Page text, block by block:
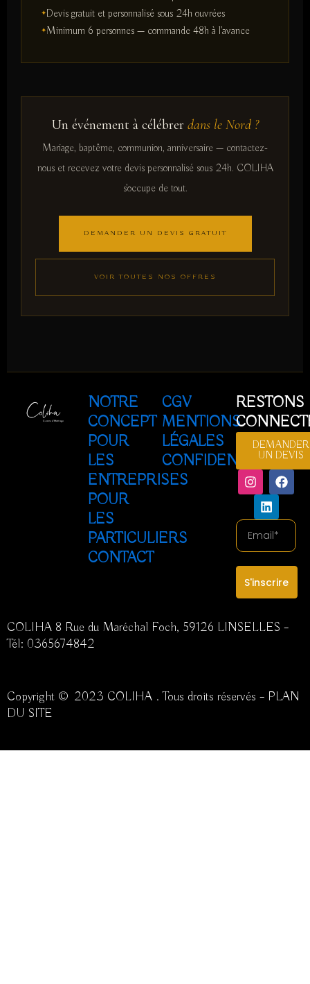
Devis gratuit et personnalisé sous 24h ouvrées
Minimum 6 personnes — commande 48h à l'avance
Un événement à célébrer dans le Nord ?
Mariage, baptême, communion, anniversaire — contactez-
nous et recevez votre devis personnalisé sous 24h. COLIHA
s'occupe de tout.
DEMANDER UN DEVIS GRATUIT
VOIR TOUTES NOS OFFRES
NOTRE
CONCEPT
POUR
LES
ENTREPRISES
POUR
LES
PARTICULIERS
CONTACT
CGV
MENTIONS
LÉGALES
CONFIDENTIALITÉ
RESTONS
DEMANDER
UN DEVIS
I
n
s
a
g
r
F
a
b
o
L
n
k
e
d
i
Email
S'inscrire
COLIHA 8 Rue du Maréchal Foch, 59126 LINSELLES –
Tél: 0365674842
Copyright © 2023 COLIHA . Tous droits réservés – PLAN
DU SITE